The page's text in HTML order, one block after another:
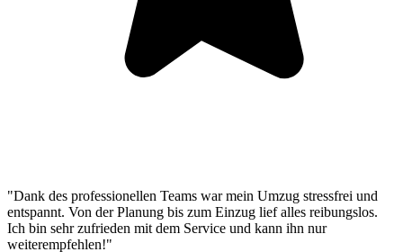
"Dank des professionellen Teams war mein Umzug stressfrei und
entspannt. Von der Planung bis zum Einzug lief alles reibungslos.
Ich bin sehr zufrieden mit dem Service und kann ihn nur
weiterempfehlen!"